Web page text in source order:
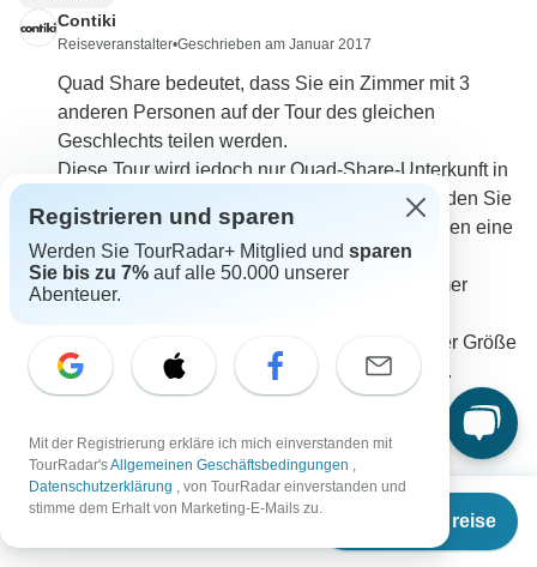
Ab€2.425
Termine & Preise
Contiki
Reiseveranstalter•Geschrieben am Januar 2017
Quad Share bedeutet, dass Sie ein Zimmer mit 3
anderen Personen auf der Tour des gleichen
Geschlechts teilen werden.
Diese Tour wird jedoch nur Quad-Share-Unterkunft in
Banff haben. Während der restlichen Tour werden Sie
in einer Zweibett-Unterkunft übernachten. Gegen eine
zusätzliche Gebühr, die als Einzelzuschlag
bezeichnet wird, können Sie Ihr eigenes Zimmer
müssen, ob das möglich ist. Dies hängt von der Größe
des Chalets und den verfügbaren Zimmern ab.
E
Registrieren und sparen
Werden Sie TourRadar+ Mitglied und sparen
Sie bis zu 7% auf alle 50.000 unserer
Abenteuer.
Mit der Registrierung erkläre ich mich einverstanden mit
TourRadar'sAllgemeinen Geschäftsbedingungen ,
Datenschutzerklärung , von TourRadar einverstanden und
stimme dem Erhalt von Marketing-E-Mails zu.